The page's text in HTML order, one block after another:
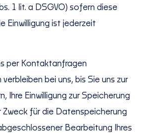
1 lit. a DSGVO) sofern diese
Einwilligung ist jederzeit
per Kontaktanfragen
bei uns, bis Sie uns zur
Ihre Einwilligung zur Speicherung
Zweck für die Datenspeicherung
Bearbeitung Ihres